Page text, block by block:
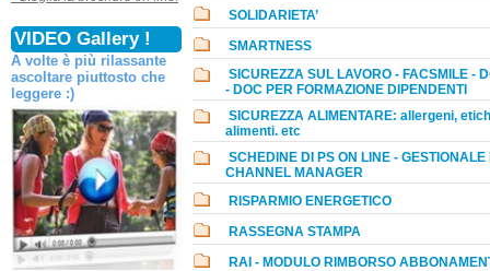
VIDEO Gallery !
A volte è più rilassante
ascoltare piuttosto che
leggere :)
SOLIDARIETA’
SMARTNESS
SICUREZZA SUL LAVORO - FACSMILE -
- DOC PER FORMAZIONE DIPENDENTI
SICUREZZA ALIMENTARE: allergeni,
alimenti. etc
SCHEDINE DI PS ON LINE - GESTIONALE
CHANNEL MANAGER
RISPARMIO ENERGETICO
RASSEGNA STAMPA
RAI - MODULO RIMBORSO